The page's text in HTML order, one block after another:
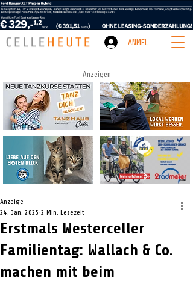
ANMELDEN
Anzeigen
Erstmals Westerceller
Familientag: Wallach & Co.
machen mit beim
Anzeige
24. Jan. 2025 2 Min. Lesezeit